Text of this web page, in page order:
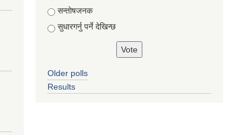
सन्तोषजनक
सुधारगर्नु पर्ने देखिन्छ
Older polls
Results